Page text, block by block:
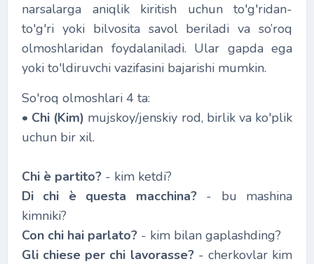
narsalarga aniqlik kiritish uchun to'g'ridan-
to'g'ri yoki bilvosita savol beriladi va so’roq
olmoshlaridan foydalaniladi. Ular gapda ega
yoki to'ldiruvchi vazifasini bajarishi mumkin.
So'roq olmoshlari 4 ta:
• Chi (Kim) mujskoy/jenskiy rod, birlik va ko'plik
uchun bir xil.
Chi è partito? - kim ketdi?
Di chi è questa macchina? - bu mashina
kimniki?
Con chi hai parlato? - kim bilan gaplashding?
Gli chiese per chi lavorasse? - cherkovlar kim